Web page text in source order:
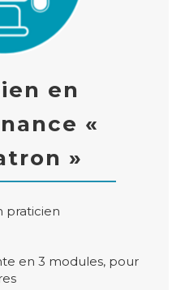
en
«
»
praticien
en 3 modules, pour